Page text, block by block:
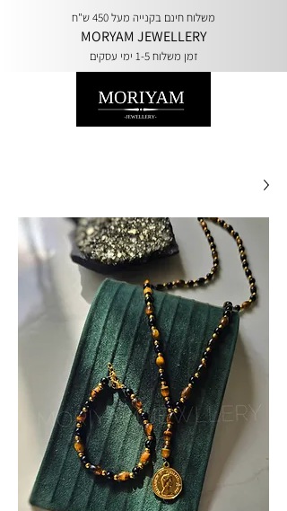
משלוח חינם בקנייה מעל 450 ש"ח
MORYAM JEWELLERY
זמן משלוח 1-5 ימי עסקים